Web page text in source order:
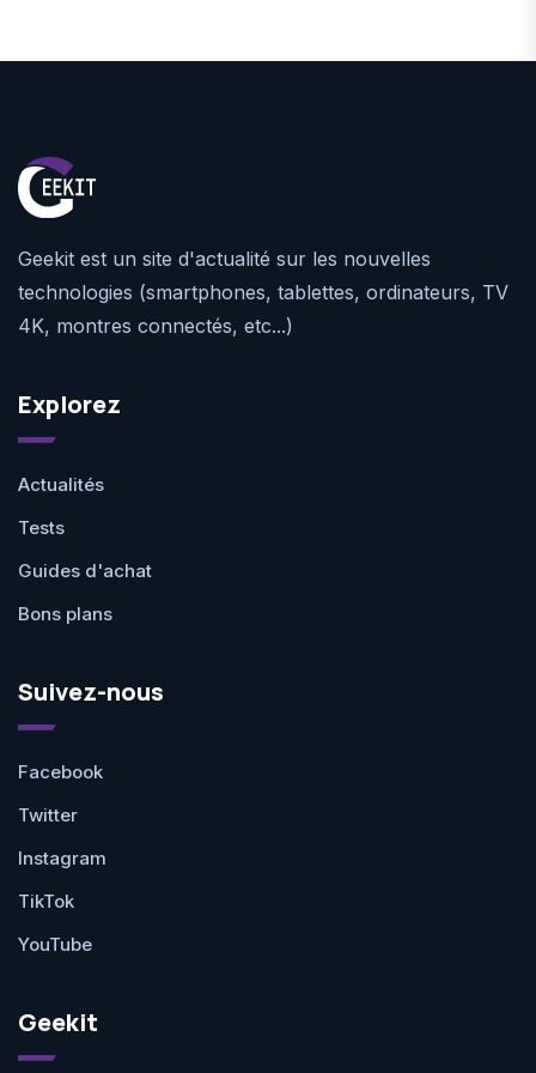
Geekit est un site d'actualité sur les nouvelles
technologies (smartphones, tablettes, ordinateurs, TV
4K, montres connectés, etc...)
Explorez
Actualités
Tests
Guides d'achat
Bons plans
Suivez-nous
Facebook
Twitter
Instagram
TikTok
YouTube
Geekit